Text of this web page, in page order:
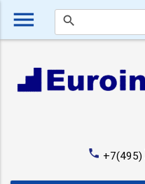
menu search
phone +7(495)